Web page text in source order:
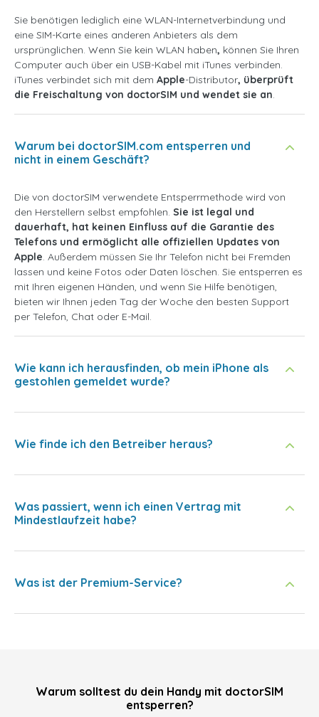
Sie benötigen lediglich eine WLAN-Internetverbindung und
eine SIM-Karte eines anderen Anbieters als dem
ursprünglichen. Wenn Sie kein WLAN haben, können Sie Ihren
Computer auch über ein USB-Kabel mit iTunes verbinden.
iTunes verbindet sich mit dem Apple-Distributor, überprüft
die Freischaltung von doctorSIM und wendet sie an.
Warum bei doctorSIM.com entsperren und
nicht in einem Geschäft?
Die von doctorSIM verwendete Entsperrmethode wird von
den Herstellern selbst empfohlen. Sie ist legal und
dauerhaft, hat keinen Einfluss auf die Garantie des
Telefons und ermöglicht alle offiziellen Updates von
Apple. Außerdem müssen Sie Ihr Telefon nicht bei Fremden
lassen und keine Fotos oder Daten löschen. Sie entsperren es
mit Ihren eigenen Händen, und wenn Sie Hilfe benötigen,
bieten wir Ihnen jeden Tag der Woche den besten Support
per Telefon, Chat oder E-Mail.
Wie kann ich herausfinden, ob mein iPhone als
gestohlen gemeldet wurde?
Wie finde ich den Betreiber heraus?
Was passiert, wenn ich einen Vertrag mit
Mindestlaufzeit habe?
Was ist der Premium-Service?
Warum solltest du dein Handy mit doctorSIM
entsperren?